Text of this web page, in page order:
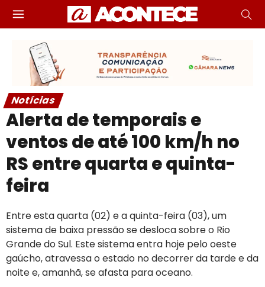
Notícias
Alerta de temporais e
ventos de até 100 km/h no
RS entre quarta e quinta-
feira
Entre esta quarta (02) e a quinta-feira (03), um
sistema de baixa pressão se desloca sobre o Rio
Grande do Sul. Este sistema entra hoje pelo oeste
gaúcho, atravessa o estado no decorrer da tarde e da
noite e, amanhã, se afasta para oceano.